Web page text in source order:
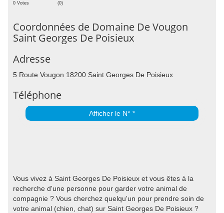
0 Votes (0)
Coordonnées de Domaine De Vougon
Saint Georges De Poisieux
Adresse
5 Route Vougon 18200 Saint Georges De Poisieux
Téléphone
Afficher le N° *
Vous vivez à Saint Georges De Poisieux et vous êtes à la
recherche d'une personne pour garder votre animal de
compagnie ? Vous cherchez quelqu'un pour prendre soin de
votre animal (chien, chat) sur Saint Georges De Poisieux ?